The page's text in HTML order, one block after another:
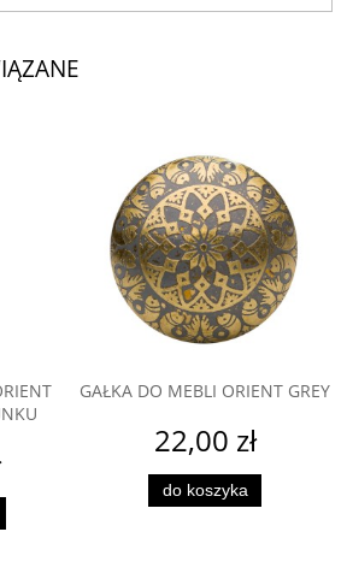
GAŁKA DO MEBLI ORIENT GREY
22,00 zł
do koszyka